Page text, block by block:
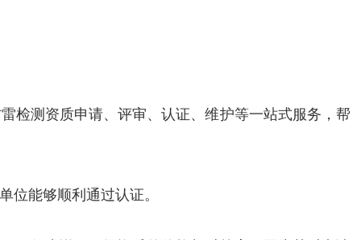
检测资质申请、评审、认证、维护等一站式服务，帮
能够顺利通过认证。